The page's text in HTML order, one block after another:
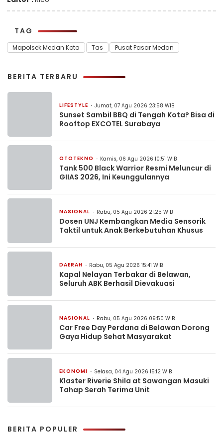
TAG
Mapolsek Medan Kota Tas Pusat Pasar Medan
BERITA TERBARU
LIFESTYLE Jumat, 07 Agu 2026 23:58 WIB
Sunset Sambil BBQ di Tengah Kota? Bisa di
Rooftop EXCOTEL Surabaya
OTOTEKNO Kamis, 06 Agu 2026 10:51 WIB
Tank 500 Black Warrior Resmi Meluncur di
GIIAS 2026, Ini Keunggulannya
NASIONAL Rabu, 05 Agu 2026 21:25 WIB
Dosen UNJ Kembangkan Media Sensorik
Taktil untuk Anak Berkebutuhan Khusus
DAERAH Rabu, 05 Agu 2026 15:41 WIB
Kapal Nelayan Terbakar di Belawan,
Seluruh ABK Berhasil Dievakuasi
NASIONAL Rabu, 05 Agu 2026 09:50 WIB
Car Free Day Perdana di Belawan Dorong
Gaya Hidup Sehat Masyarakat
EKONOMI Selasa, 04 Agu 2026 15:12 WIB
Klaster Riverie Shila at Sawangan Masuki
Tahap Serah Terima Unit
BERITA POPULER